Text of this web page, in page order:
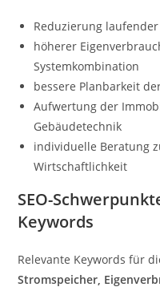
Reduzierung
höherer
Systemkombination
bessere Planbarkeit
Aufwertung der
Gebäudetechnik
individuelle Beratung
Wirtschaftlichkeit
SEO-
Keywords
Relevante Keywords für
Stromspeicher,